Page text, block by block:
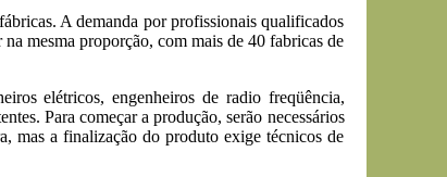
A demanda por profissionais qualificados
mesma proporção, com mais de 40 fabricas de
elétricos, engenheiros de radio freqüência,
Para começar a produção, serão necessários
mas a finalização do produto exige técnicos de